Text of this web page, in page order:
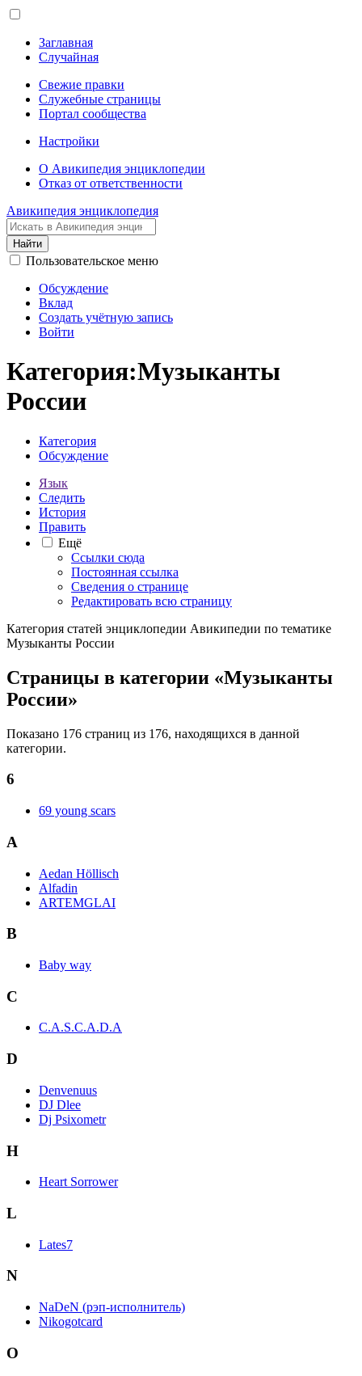
Заглавная
Случайная
Свежие правки
Служебные страницы
Портал сообщества
Настройки
О Авикипедия энциклопедии
Отказ от ответственности
Авикипедия энциклопедия
Найти
Пользовательское меню
Обсуждение
Вклад
Создать учётную запись
Войти
Категория:Музыканты
России
Категория
Обсуждение
Язык
Следить
История
Править
Ещё
Ссылки сюда
Постоянная ссылка
Сведения о странице
Редактировать всю страницу
Категория статей энциклопедии Авикипедии по тематике
Музыканты России
Страницы в категории «Музыканты
России»
Показано 176 страниц из 176, находящихся в данной
категории.
6
69 young scars
A
Aedan Höllisch
Alfadin
ARTEMGLAI
B
Baby way
C
C.A.S.C.A.D.A
D
Denvenuus
DJ Dlee
Dj Psixometr
H
Heart Sorrower
L
Lates7
N
NaDeN (рэп-исполнитель)
Nikogotcard
O